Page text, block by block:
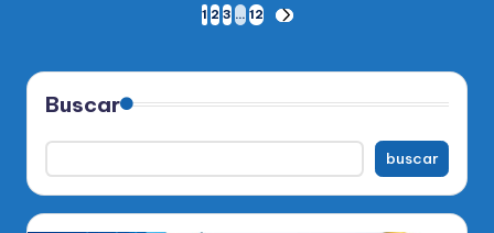
Paginación
de
entradas
1 2 3 … 12
SIGUIENTE
Buscar
buscar